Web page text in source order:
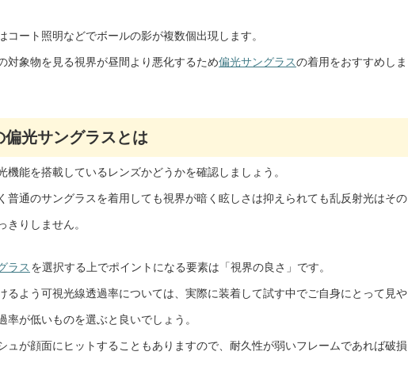
コート照明などでボールの影が複数個出現します。
対象物を見る視界が昼間より悪化するため偏光サングラスの着用をおすすめしま
光サングラスとは
機能を搭載しているレンズかどうかを確認しましょう。
普通のサングラスを着用しても視界が暗く眩しさは抑えられても乱反射光はその
きりしません。
ラス を選択する上でポイントになる要素は「視界の良さ」です。
るよう可視光線透過率については、実際に装着して試す中でご自身にとって見や
が低いものを選ぶと良いでしょう。
ュが顔面にヒットすることもありますので、耐久性が弱いフレームであれば破損